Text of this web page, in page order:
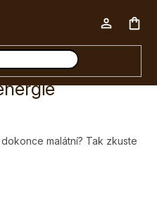
Kč dárek zdarma 📦
malátní? Tak zkuste